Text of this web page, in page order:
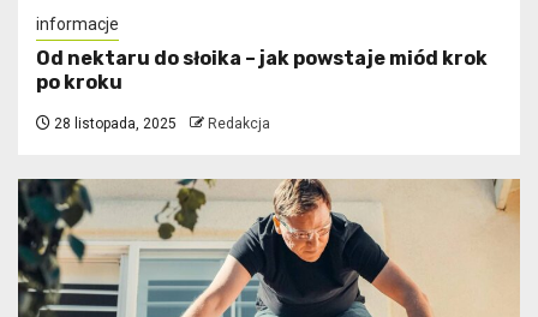
informacje
Od nektaru do słoika – jak powstaje miód krok
po kroku
28 listopada, 2025 Redakcja